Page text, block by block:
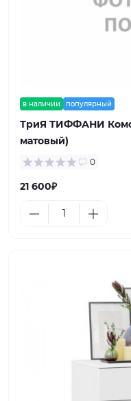
в наличии популярный
ТриЯ ТИФФАНИ
матовый)
0
21 600₽